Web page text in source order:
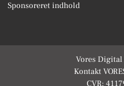
Sponsoreret indhold
Vores
Kontakt
CVR: